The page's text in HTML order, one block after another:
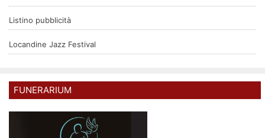
Listino pubblicità
Locandine Jazz Festival
FUNERARIUM